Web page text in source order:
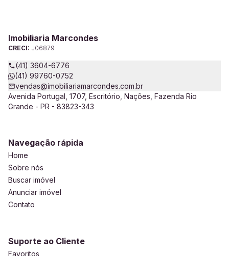
Imobiliaria Marcondes
CRECI: J06879
(41) 3604-6776
(41) 99760-0752
vendas@imobiliariamarcondes.com.br
Avenida Portugal, 1707, Escritório, Nações, Fazenda Rio
Grande - PR - 83823-343
Navegação rápida
Home
Sobre nós
Buscar imóvel
Anunciar imóvel
Contato
Suporte ao Cliente
Favoritos